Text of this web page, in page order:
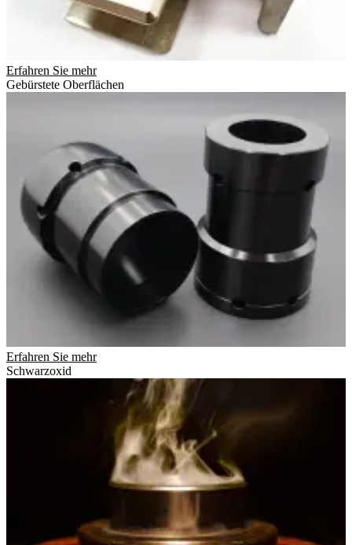
Erfahren Sie mehr
Gebürstete Oberflächen
Erfahren Sie mehr
Schwarzoxid